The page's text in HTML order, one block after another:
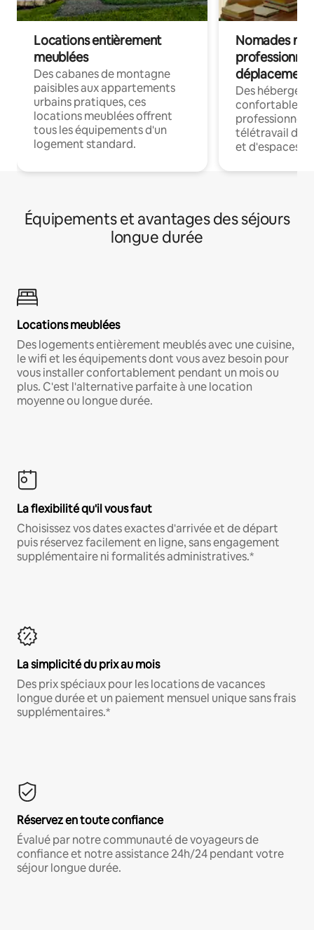
Locations entièrement
meublées
Des cabanes de montagne
paisibles aux appartements
urbains pratiques, ces
locations meublées offrent
tous les équipements d'un
logement standard.
Nomades
déplacement
Des
confortables
professionnels
télétravail
et d'espaces
Équipements et avantages des séjours
longue durée
Locations meublées
Des logements entièrement meublés avec une cuisine,
le wifi et les équipements dont vous avez besoin pour
vous installer confortablement pendant un mois ou
plus. C'est l'alternative parfaite à une location
moyenne ou longue durée.
La flexibilité qu'il vous faut
Choisissez vos dates exactes d'arrivée et de départ
puis réservez facilement en ligne, sans engagement
supplémentaire ni formalités administratives.*
La simplicité du prix au mois
Des prix spéciaux pour les locations de vacances
longue durée et un paiement mensuel unique sans frais
supplémentaires.*
Réservez en toute confiance
Évalué par notre communauté de voyageurs de
confiance et notre assistance 24h/24 pendant votre
séjour longue durée.